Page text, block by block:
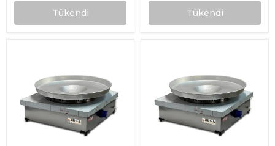
Tükendi Tükendi